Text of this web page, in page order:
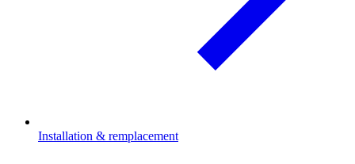
Installation & remplacement